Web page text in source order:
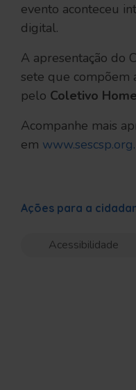
evento aconteceu
digital.
A apresentação do
sete que compõem
pelo Coletivo
Acompanhe mais
em
Ações para a
Acessibilidade